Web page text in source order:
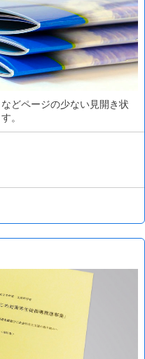
どページの少ない見開き状
。